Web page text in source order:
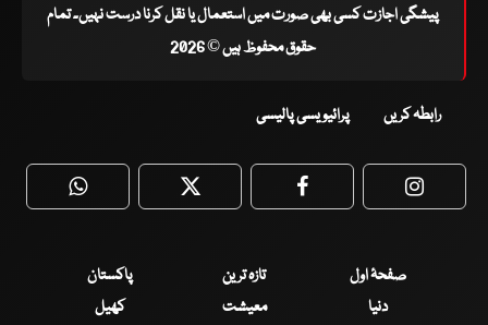
پیشگی اجازت کسی بھی صورت میں استعمال یا نقل کرنا درست نہیں۔ تمام
حقوق محفوظ ہیں © 2026
رابطہ کریں پرائیویسی پالیسی
WhatsApp Twitter Facebook
صفحۂ اول تازہ ترین
پاکستان
دنیا
معیشت کھیل